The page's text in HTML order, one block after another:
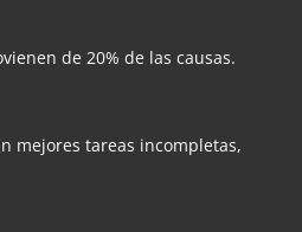
de 20% de las causas.
mejores tareas incompletas,